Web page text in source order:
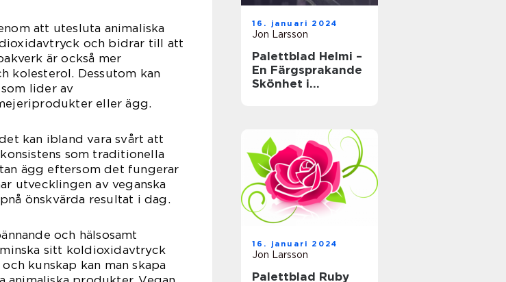
att utesluta animaliska
och bidrar till att
är också mer
kolesterol. Dessutom kan
lider av
eller ägg.
kan ibland vara svårt att
som traditionella
ägg eftersom det fungerar
utvecklingen av veganska
önskvärda resultat i dag.
och hälsosamt
sitt koldioxidavtryck
kunskap kan man skapa
16. januari 2024
Jon Larsson
Palettblad Helmi –
En Färgsprakande
Skönhet i
16. januari 2024
Jon Larsson
Palettblad Ruby